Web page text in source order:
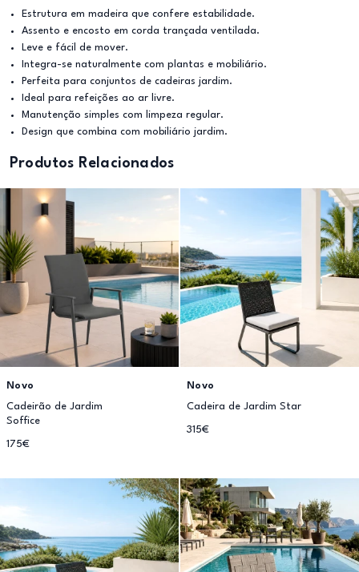
Estrutura em madeira que confere estabilidade.
Assento e encosto em corda trançada ventilada.
Leve e fácil de mover.
Integra-se naturalmente com plantas e mobiliário.
Perfeita para conjuntos de cadeiras jardim.
Ideal para refeições ao ar livre.
Manutenção simples com limpeza regular.
Design que combina com mobiliário jardim.
Produtos Relacionados
Novo
Cadeirão de Jardim
Soffice
175€
Novo
Cadeira de Jardim Star
315€